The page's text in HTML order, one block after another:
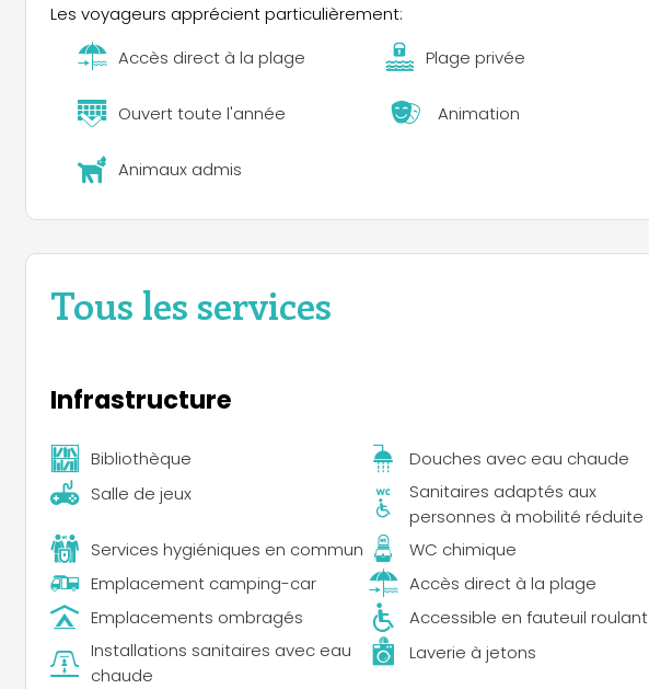
Les voyageurs apprécient particulièrement:
Accès direct à la plage
Plage privée
Ouvert toute l'année Animation
Animaux admis
Tous les services
Infrastructure
Bibliothèque Douches avec eau chaude
Salle de jeux
Sanitaires adaptés aux
personnes à mobilité réduite
Services hygiéniques en commun WC chimique
Emplacement camping-car
Accès direct à la plage
Emplacements ombragés
Accessible en fauteuil roulant
Installations sanitaires avec eau
chaude
Laverie à jetons